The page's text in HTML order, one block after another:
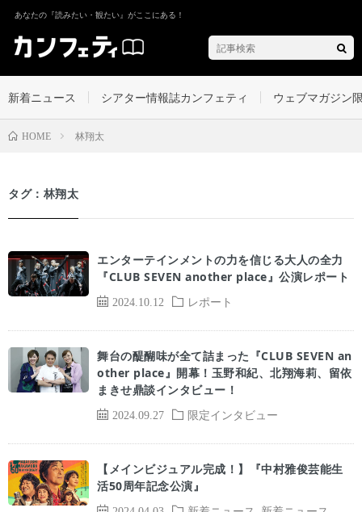
あなたの『読みたい・観たい』がここにある！
新着ニュース シアター情報誌カンフェティ ウェブマガジン
HOME 林翔太
タグ：林翔太
2024.10.12 レポート
エンターテインメントの力を信じる大人の全力
『CLUB SEVEN another place』公演レポート
2024.09.27 限定インタビュー
舞台の醍醐味が全て詰まった『CLUB SEVEN an
other place』開幕！玉野和紀、北翔海莉、留依
まきせ鼎談インタビュー！
【メインビジュアル完成！】『中村雅俊芸能生
活50周年記念公演』